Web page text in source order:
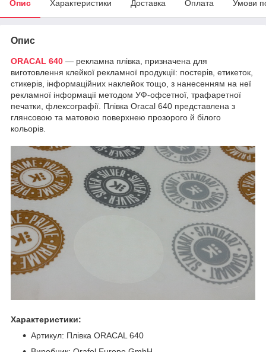
Опис Характеристики Доставка Оплата Умови
Опис
ORACAL 640 — рекламна плівка, призначена для
виготовлення клейкої рекламної продукції: постерів, етикеток,
стикерів, інформаційних наклейок тощо, з нанесенням на неї
рекламної інформації методом УФ-офсетної, трафаретної
печатки, флексографії. Плівка Oracal 640 представлена з
глянсовою та матовою поверхнею прозорого й білого
кольорів.
Характеристики:
Артикул: Плівка ORACAL 640